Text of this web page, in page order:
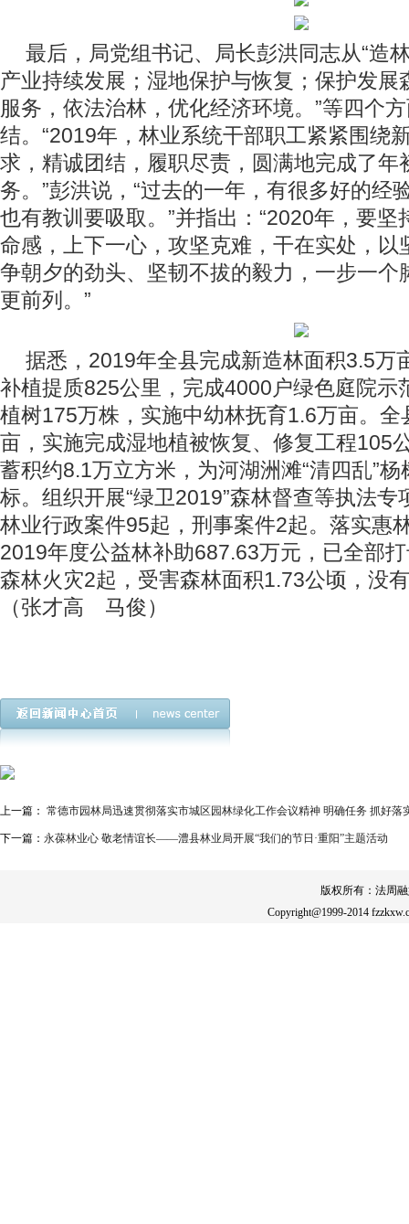
最后，局党组书记、局长彭洪同志从“造
产业持续发展；湿地保护与恢复；保护发展
服务，依法治林，优化经济环境。”等四个
结。“2019年，林业系统干部职工紧紧围绕
求，精诚团结，履职尽责，圆满地完成了年
务。”彭洪说，“过去的一年，有很多好的经
也有教训要吸取。”并指出：“2020年，要
命感，上下一心，攻坚克难，干在实处，以
争朝夕的劲头、坚韧不拔的毅力，一步一个
更前列。”
据悉，2019年全县完成新造林面积3.5万
补植提质825公里，完成4000户绿色庭院示
植树175万株，实施中幼林抚育1.6万亩。
亩，实施完成湿地植被恢复、修复工程105
蓄积约8.1万立方米，为河湖洲滩“清四乱”
标。组织开展“绿卫2019”森林督查等执法
林业行政案件95起，刑事案件2起。落实惠
2019年度公益林补助687.63万元，已全部
森林火灾2起，受害森林面积1.73公顷，没
（张才高 马俊）
上一篇： 常德市园林局迅速贯彻落实市城区园林绿化工作会议精神 明确任务 抓好落
下一篇： 永葆林业心 敬老情谊长——澧县林业局开展“我们的节日·重阳”主题活动
版权所有：法周
Copyright@1999-2014